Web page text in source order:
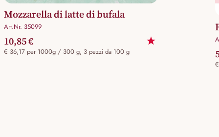
Mozzarella di latte di bufala
Art.Nr. 35099
10,85 €
€ 36,17 per 1000g / 300 g, 3 pezzi da 100 g